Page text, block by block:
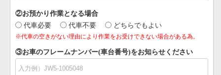
②お預かり作業となる場合
代車必要
代車不要 どちらでもよい
※代車の空きがない理由により作業をお受けできない場合がある為。
③お車のフレームナンバー(車台番号)をお知らせください